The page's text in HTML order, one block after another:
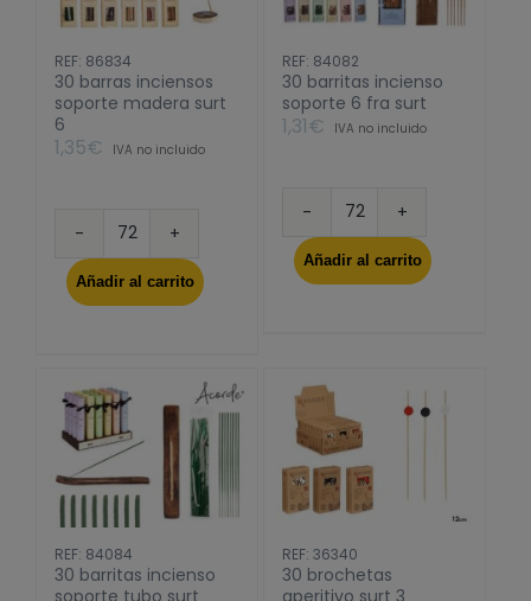
REF: 86834
30 barras inciensos
soporte madera surt
6
1,35€ IVA no incluido
30
barras
inciensos
6
cantidad
Añadir al carrito
REF: 84082
30 barritas incienso
soporte 6 fra surt
1,31€ IVA no incluido
30
barritas
incienso
cantidad
Añadir al carrito
REF: 84084
30 barritas incienso
REF: 36340
30 brochetas